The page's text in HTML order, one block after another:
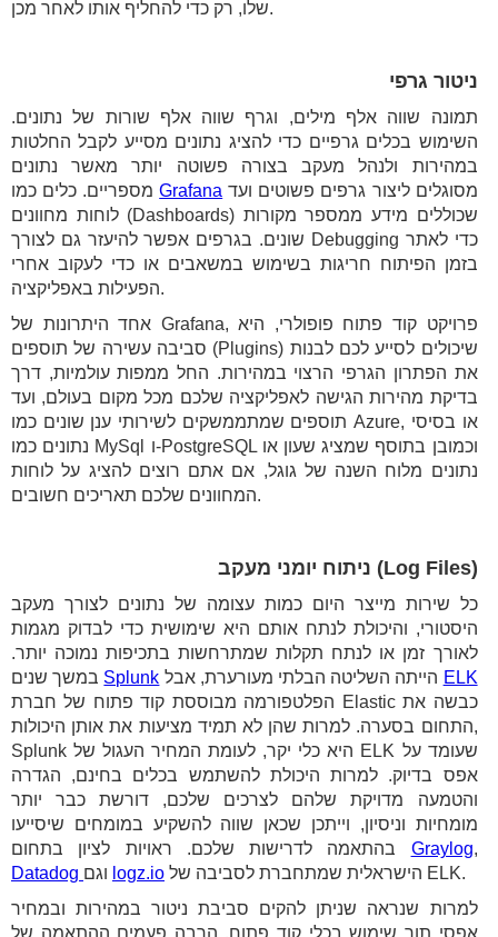
שלו, רק כדי להחליף אותו לאחר מכן.
ניטור גרפי
תמונה שווה אלף מילים, וגרף שווה אלף שורות של נתונים.
השימוש בכלים גרפיים כדי להציג נתונים מסייע לקבל החלטות
במהירות ולנהל מעקב בצורה פשוטה יותר מאשר נתונים
מספריים. כלים כמוGrafana מסוגלים ליצור גרפים פשוטים ועד
לוחות מחוונים (Dashboards) שכוללים מידע ממספר מקורות
שונים. בגרפים אפשר להיעזר גם לצורך Debugging כדי לאתר
בזמן הפיתוח חריגות בשימוש במשאבים או כדי לעקוב אחרי
הפעילות באפליקציה.
אחד היתרונות של Grafana, פרויקט קוד פתוח פופולרי, היא
סביבה עשירה של תוספים (Plugins) שיכולים לסייע לכם לבנות
את הפתרון הגרפי הרצוי במהירות. החל ממפות עולמיות, דרך
בדיקת מהירות הגישה לאפליקציה שלכם מכל מקום בעולם, ועד
תוספים שמתממשקים לשירותי ענן שונים כמו Azure, או בסיסי
נתונים כמו MySql ו-PostgreSQL וכמובן בתוסף שמציג שעון או
נתונים מלוח השנה של גוגל, אם אתם רוצים להציג על לוחות
המחוונים שלכם תאריכים חשובים.
(Log Files) ניתוח יומני מעקב
כל שירות מייצר היום כמות עצומה של נתונים לצורך מעקב
היסטורי, והיכולת לנתח אותם היא שימושית כדי לבדוק מגמות
לאורך זמן או לנתח תקלות שמתרחשות בתכיפות נמוכה יותר.
Splunk
ELK
הפלטפורמה מבוססת קוד פתוח של חברת Elastic כבשה את
התחום בסערה. למרות שהן לא תמיד מציעות את אותן היכולות,
Splunk היא כלי יקר, לעומת המחיר העגול של ELK שעומד על
אפס בדיוק. למרות היכולת להשתמש בכלים בחינם, הגדרה
והטמעה מדויקת שלהם לצרכים שלכם, דורשת כבר יותר
מומחיות וניסיון, וייתכן שכאן שווה להשקיע במומחים שיסייעו
Graylog,
Datadog
logz.io
הישראלית שמתחברת לסביבה של ELK.
למרות שנראה שניתן להקים סביבת ניטור במהירות ובמחיר
אפסי תוך שימוש בכלי קוד פתוח, הרבה פעמים ההתאמה של